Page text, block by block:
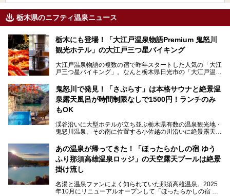
栃木県のニフティ温泉ニュース
栃木にも登場！「大江戸温泉物語Premium 鬼怒川
観光ホテル」の大江戸三つ星バイキング
大江戸温泉物語の複数の宿で昨年スタートした人気の「大江
戸三つ星バイキング」。なんと栃木県日光市の「大江戸温泉
ここは首都圏から1泊で行きやすい鬼怒川温泉の渓流沿いに
建つホテルで、バイキングの他にも天然温泉の大浴場とサウ
ナ、フリーフローサービスのラウンジなど館内で楽しめるス
ポットがたくさんあり、3世代旅行やグループ旅行にもぴっ
たり。
そんな「大江戸温泉物語Premium 鬼怒川観光ホテル」の魅
力を詳しく紹介しちゃいます。
───
提供元：大江戸温泉物語ホテルズ＆リゾーツ株式会社【P
R】
この記事は大江戸温泉物語Premium 鬼怒川観光ホテルのPR
記事です。
鬼怒川で発見！「さぷらす」は本格サウナと絶景温
泉露天風呂が時間制限なしで1500円！ランチのみ
もOK
渓谷沿いに大型ホテルが立ち並ぶ栃木県有数の温泉観光地・
鬼怒川温泉。その南に位置する小佐越の川沿いに絶景露天風
こだわりのサウナ、掛け流しの水風呂、天然温泉の露天風
呂、食事処、休憩室など備えて、決して大規模施設ではあり
ませんが、鬼怒川温泉観光の行き帰りに、はたまたサウナで
一日リフレッシュするための目的地に！ぜひオススメしたい
スポットです。時間制限も無いので1人1,500円でひがな一
日サウナや温泉を楽しんでお昼も食べてごろごろできちゃい
あの温泉が帰ってきた！「ほったらかしの宿 ゆう
ふり那須高雄温泉ロッジ」の天空露天プールは絶景
掛け流し
名湯と温泉ファンによく知られていた那須高雄温泉。2025
年10月にリニューアルオープンして「ほったらかしの宿 ゆ